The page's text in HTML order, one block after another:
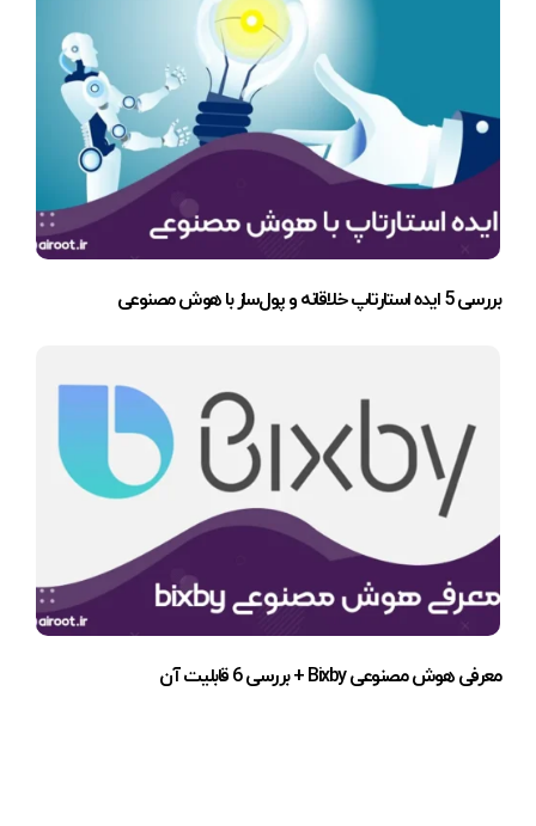
بررسی 5 ایده استارتاپ خلاقانه و پول‌ساز با هوش مصنوعی
معرفی هوش مصنوعی Bixby + بررسی 6 قابلیت آن